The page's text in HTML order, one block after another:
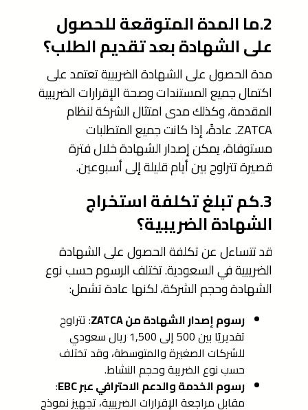
2.ما المدة المتوقعة للحصول
على الشهادة بعد تقديم الطلب؟
مدة الحصول على الشهادة الضريبية تعتمد على
اكتمال جميع المستندات وصحة الإقرارات الضريبية
المقدمة، وكذلك مدى امتثال الشركة لنظام
ZATCA. عادةً، إذا كانت جميع المتطلبات
مستوفاة، يمكن إصدار الشهادة خلال فترة
قصيرة تتراوح بين أيام قليلة إلى أسبوعين.
3.كم تبلغ تكلفة استخراج
الشهادة الضريبية؟
قد تتساءل عن تكلفة الحصول على الشهادة
الضريبية في السعودية. تختلف الرسوم حسب نوع
الشهادة وحجم الشركة، لكنها عادة تشمل:
رسوم إصدار الشهادة من ZATCA
: تتراوح
تقديريًا بين 500 إلى 1,500 ريال سعودي
للشركات الصغيرة والمتوسطة، وقد تختلف
حسب نوع الضريبة وحجم النشاط.
رسوم الخدمة والدعم الاحترافي عبر EBC
:
مقابل مراجعة الإقرارات الضريبية، تجهيز نموذج